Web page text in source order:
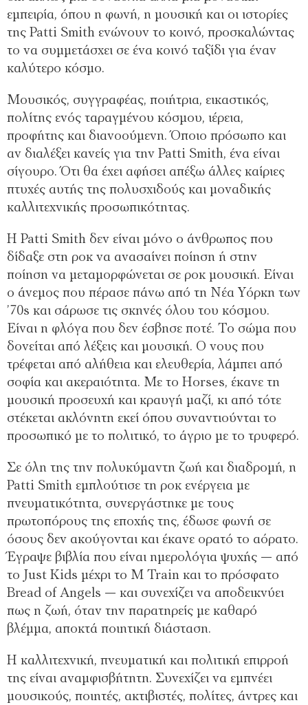
εμπειρία, όπου η φωνή, η μουσική και οι ιστορίες
της Patti Smith ενώνουν το κοινό, προσκαλώντας
το να συμμετάσχει σε ένα κοινό ταξίδι για έναν
καλύτερο κόσμο.
Mουσικός, συγγραφέας, ποιήτρια, εικαστικός,
πολίτης ενός ταραγμένου κόσμου, ιέρεια,
προφήτης και διανοούμενη. Όποιο πρόσωπο και
αν διαλέξει κανείς για την Patti Smith, ένα είναι
σίγουρο. Ότι θα έχει αφήσει απέξω άλλες καίριες
πτυχές αυτής της πολυσχιδούς και μοναδικής
καλλιτεχνικής προσωπικότητας.
Η Patti Smith δεν είναι μόνο ο άνθρωπος που
δίδαξε στη ροκ να ανασαίνει ποίηση ή στην
ποίηση να μεταμορφώνεται σε ροκ μουσική. Είναι
ο άνεμος που πέρασε πάνω από τη Νέα Υόρκη των
’70s και σάρωσε τις σκηνές όλου του κόσμου.
Είναι η φλόγα που δεν έσβησε ποτέ. Το σώμα που
δονείται από λέξεις και μουσική. Ο νους που
τρέφεται από αλήθεια και ελευθερία, λάμπει από
σοφία και ακεραιότητα. Με το Horses, έκανε τη
μουσική προσευχή και κραυγή μαζί, κι από τότε
στέκεται ακλόνητη εκεί όπου συναντιούνται το
προσωπικό με το πολιτικό, το άγριο με το τρυφερό.
Σε όλη της την πολυκύμαντη ζωή και διαδρομή, η
Patti Smith εμπλούτισε τη ροκ ενέργεια με
πνευματικότητα, συνεργάστηκε με τους
πρωτοπόρους της εποχής της, έδωσε φωνή σε
όσους δεν ακούγονται και έκανε ορατό το αόρατο.
Έγραψε βιβλία που είναι ημερολόγια ψυχής — από
το Just Kids μέχρι το M Train και το πρόσφατο
Bread of Angels — και συνεχίζει να αποδεικνύει
πως η ζωή, όταν την παρατηρείς με καθαρό
βλέμμα, αποκτά ποιητική διάσταση.
Η καλλιτεχνική, πνευματική και πολιτική επιρροή
της είναι αναμφισβήτητη. Συνεχίζει να εμπνέει
μουσικούς, ποιητές, ακτιβιστές, πολίτες, άντρες και